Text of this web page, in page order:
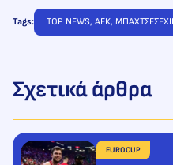
Tags: TOP NEWS, ΑΕΚ,
Σχετικά άρθρα
EUROCUP